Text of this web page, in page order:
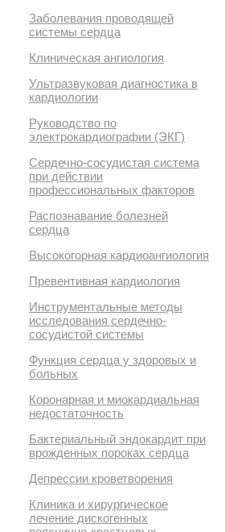
Заболевания проводящей
системы сердца
Клиническая ангиология
Ультразвуковая диагностика в
кардиологии
Руководство по
электрокардиографии (ЭКГ)
Сердечно-сосудистая система
при действии
профессиональных факторов
Распознавание болезней
сердца
Высокогорная кардиоангиология
Превентивная кардиология
Инструментальные методы
исследования сердечно-
сосудистой системы
Функция сердца у здоровых и
больных
Коронарная и миокардиальная
недостаточность
Бактериальный эндокардит при
врожденных пороках сердца
Депрессии кроветворения
Клиника и хирургическое
лечение дискогенных